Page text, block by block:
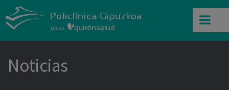
Noticias